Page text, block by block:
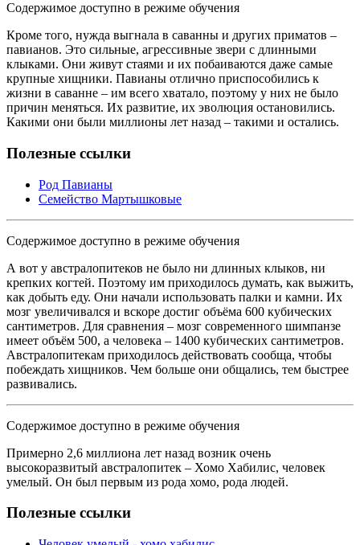
Содержимое доступно в режиме обучения
Кроме того, нужда выгнала в саванны и других приматов –
павианов. Это сильные, агрессивные звери с длинными
клыками. Они живут стаями и их побаиваются даже самые
крупные хищники. Павианы отлично приспособились к
жизни в саванне – им всего хватало, поэтому у них не было
причин меняться. Их развитие, их эволюция остановились.
Какими они были миллионы лет назад – такими и остались.
Полезные ссылки
Род Павианы
Семейство Мартышковые
Содержимое доступно в режиме обучения
А вот у австралопитеков не было ни длинных клыков, ни
крепких когтей. Поэтому им приходилось думать, как выжить,
как добыть еду. Они начали использовать палки и камни. Их
мозг увеличивался и вскоре достиг объёма 600 кубических
сантиметров. Для сравнения – мозг современного шимпанзе
имеет объём 500, а человека – 1400 кубических сантиметров.
Австралопитекам приходилось действовать сообща, чтобы
побеждать хищников. Чем больше они общались, тем быстрее
развивались.
Содержимое доступно в режиме обучения
Примерно 2,6 миллиона лет назад возник очень
высокоразвитый австралопитек – Хомо Хабилис, человек
умелый. Он был первым из рода хомо, рода людей.
Полезные ссылки